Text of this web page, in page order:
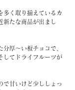
多く取り揃えているカ
新たな商品が出まし
厚〜い板チョコで、
してドライフルーツが
で甘いけど少ししょっ